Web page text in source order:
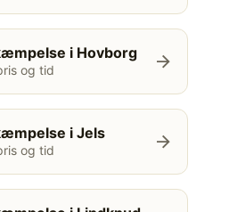
i Hovborg
og tid arrow_forward
i Jels
og tid arrow_forward